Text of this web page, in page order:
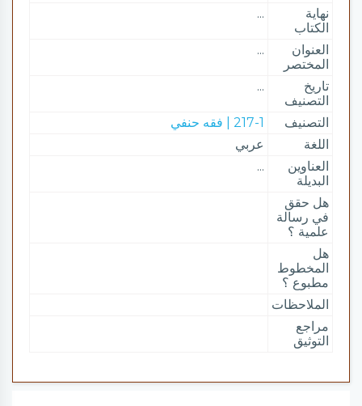
نهاية
الكتاب
...
العنوان
المختصر
...
تاريخ
التصنيف
...
التصنيف
217-1 | فقه حنفي
اللغة
عربي
العناوين
البديلة
...
هل حقق
في رسالة
علمية ؟
هل
المخطوط
مطبوع ؟
الملاحظات
مراجع
التوثيق